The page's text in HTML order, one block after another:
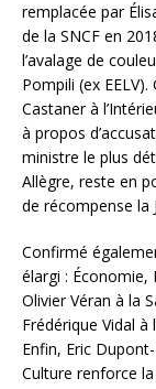
remplacée par
de la SNCF en
l’avalage de
Pompili (ex
Castaner à
à propos
ministre le plus
Allègre, reste en
de récompense la
Confirmé
élargi : Économie,
Olivier Véran à la
Frédérique Vidal à
Enfin, Eric
Culture renforce